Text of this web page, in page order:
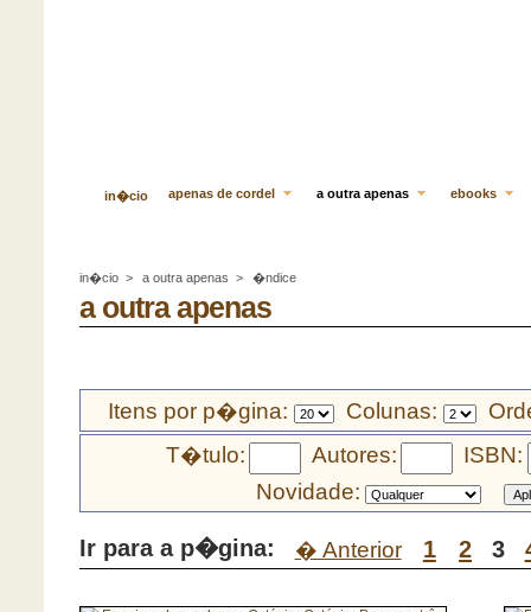
in�cio apenas de cordel a outra apenas ebooks
in�cio > a outra apenas > �ndice
a outra apenas
Itens por p�gina: Colunas:
T�tulo:
Autores:
ISBN:
Novidade:
Ir para a p�gina: � Anterior 1 2 3